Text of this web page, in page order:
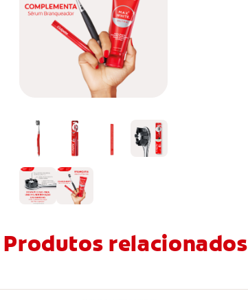
Produtos relacionados